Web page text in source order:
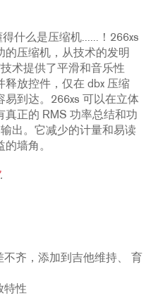
什么是压缩机......！266xs
的压缩机，从技术的发明
术提供了平滑和音乐性
释放控件，仅在 dbx 压缩
到达。266xs 可以在立体
真正的 RMS 功率总结和功
出。它减少的计量和易读
墙角。
.
齐，添加到吉他维持、 育
特性